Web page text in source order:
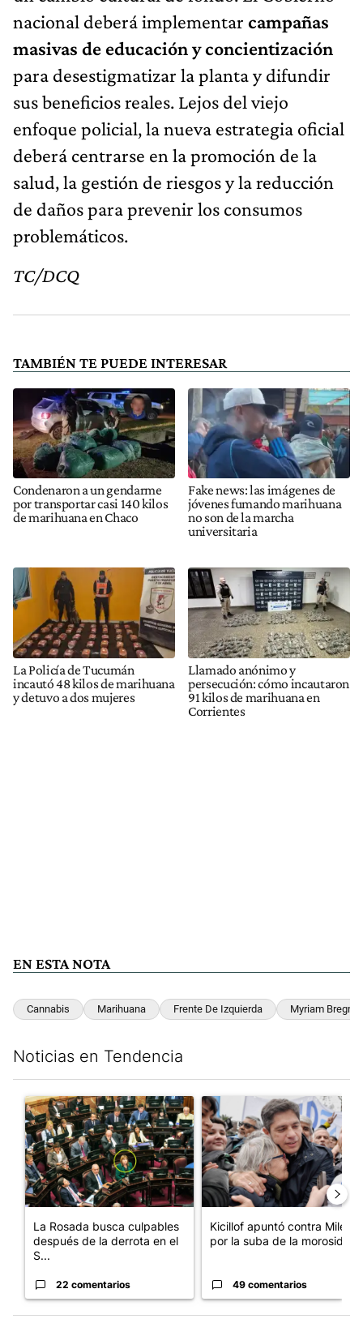
nacional deberá implementar campañas
masivas de educación y concientización
para desestigmatizar la planta y difundir
sus beneficios reales. Lejos del viejo
enfoque policial, la nueva estrategia oficial
deberá centrarse en la promoción de la
salud, la gestión de riesgos y la reducción
de daños para prevenir los consumos
problemáticos.
TC/DCQ
TAMBIÉN TE PUEDE INTERESAR
Condenaron a un gendarme
por transportar casi 140 kilos
de marihuana en Chaco
Fake news: las imágenes de
jóvenes fumando marihuana
no son de la marcha
universitaria
La Policía de Tucumán
incautó 48 kilos de marihuana
y detuvo a dos mujeres
Llamado anónimo y
persecución: cómo incautaron
91 kilos de marihuana en
Corrientes
EN ESTA NOTA
Cannabis Marihuana Frente De Izquierda Myriam
Noticias en Tendencia
Un artículo de tendencia con el título "La Rosada busca
La Rosada busca culpables
después de la derrota en el
S...
22 comentarios
Un artículo de tendencia con
Kicillof apuntó contra Milei
por la suba de la morosida...
49 comentarios